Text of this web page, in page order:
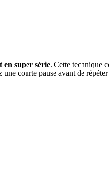
en super série. Cette technique
courte pause avant de répéter